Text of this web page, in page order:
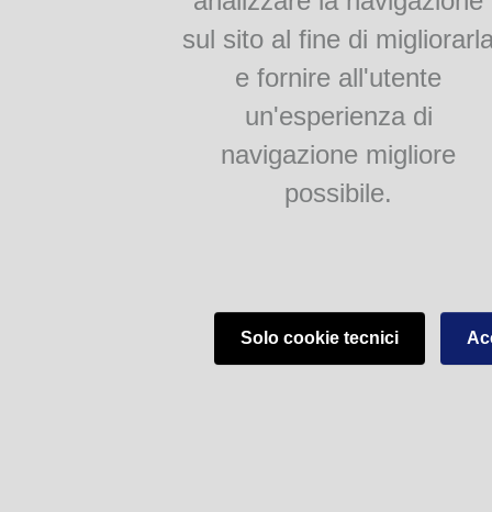
sul sito al fine di
e fornire all'utente
un'esperienza di
navigazione migliore
possibile.
Solo cookie tecnici